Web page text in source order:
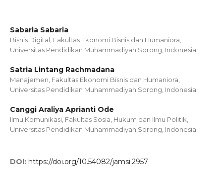
Sabaria Sabaria
Bisnis Digital, Fakultas Ekonomi Bisnis dan Humaniora,
Universitas Pendidikan Muhammadiyah Sorong, Indonesia
Satria Lintang Rachmadana
Manajemen, Fakultas Ekonomi Bisnis dan Humaniora,
Universitas Pendidikan Muhammadiyah Sorong, Indonesia
Canggi Araliya Aprianti Ode
Ilmu Komunikasi, Fakultas Sosia, Hukum dan Ilmu Politik,
Universitas Pendidikan Muhammadiyah Sorong, Indonesia
DOI: https://doi.org/10.54082/jamsi.2957